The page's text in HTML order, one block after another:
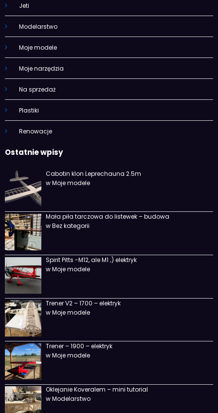
Jeti
Modelarstwo
Moje modele
Moje narzędzia
Na sprzedaż
Plastiki
Renowacje
Ostatnie wpisy
Cabotin klon Leprechauna 2.5m
w Moje modele
Mała piła tarczowa do listewek – budowa
w Bez kategorii
Spirit Pitts -M12, ale M1 ;) elektryk
w Moje modele
Trener V2 – 1700 – elektryk
w Moje modele
Trener – 1900 – elektryk
w Moje modele
Oklejanie Koveralem – mini tutorial
w Modelarstwo